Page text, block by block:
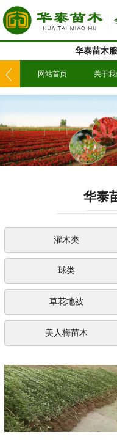
华泰苗木
们 网站首页 关于我
华泰
灌木类
球类
草花地被
美人梅苗木